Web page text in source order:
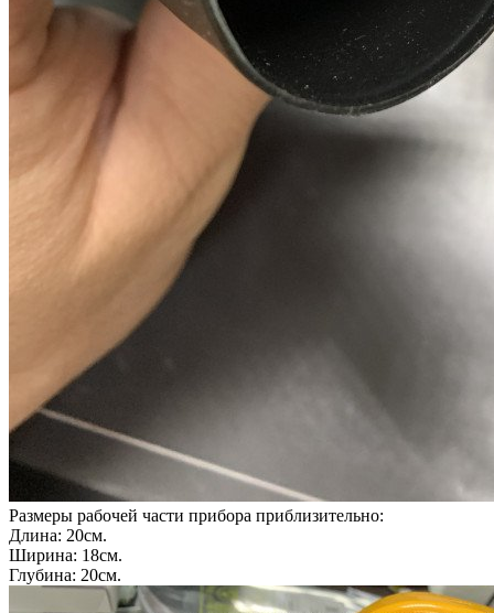
Размеры рабочей части прибора приблизительно:
Длина: 20см.
Ширина: 18см.
Глубина: 20см.